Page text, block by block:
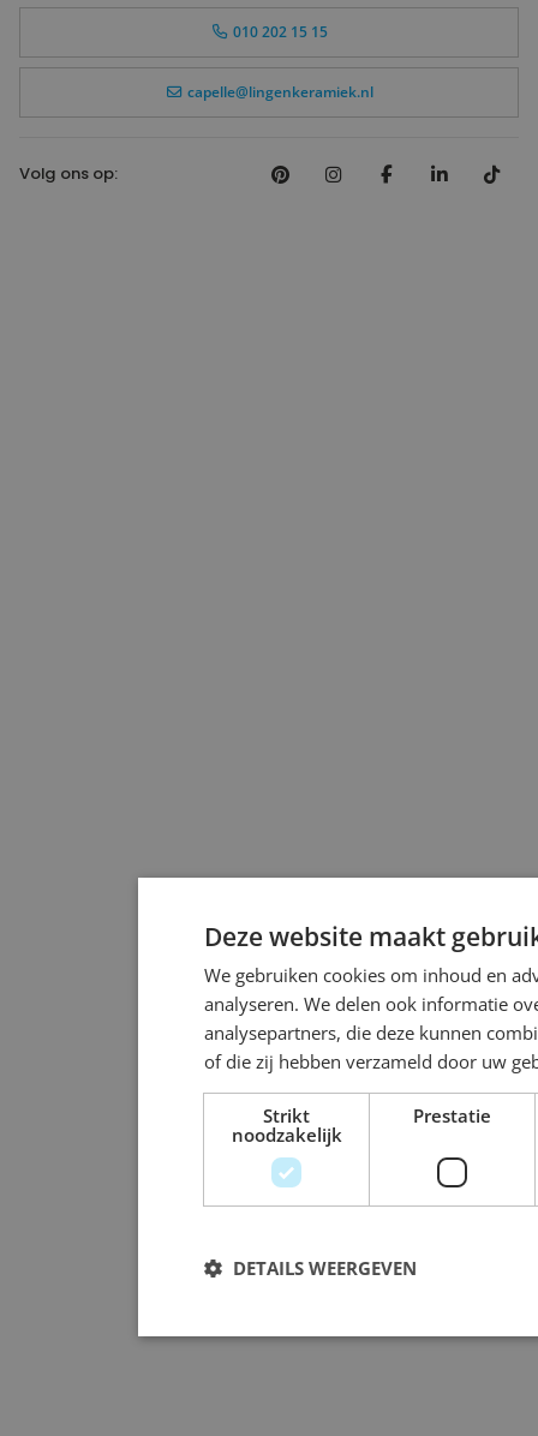
010 202 15 15
capelle@lingenkeramiek.nl
Volg ons op:
Deze website maakt
We gebruiken cookies om inhoud en
analyseren. We delen ook informatie
analysepartners, die deze kunnen
of die zij hebben verzameld door uw
Strikt
noodzakelijk
Prestatie
DETAILS WEERGEVEN